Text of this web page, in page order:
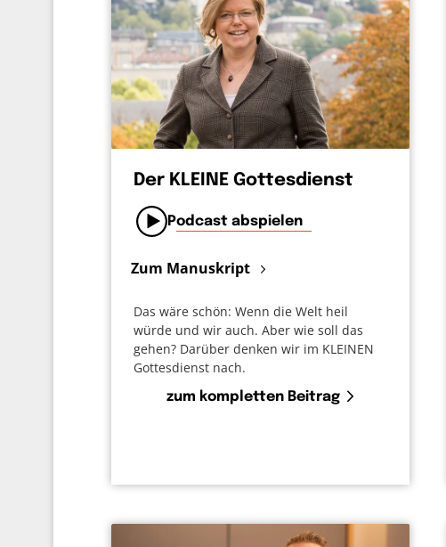
Der KLEINE Gottesdienst
Podcast abspielen
Zum Manuskript
Das wäre schön: Wenn die Welt heil
würde und wir auch. Aber wie soll das
gehen? Darüber denken wir im KLEINEN
Gottesdienst nach.
zum kompletten Beitrag